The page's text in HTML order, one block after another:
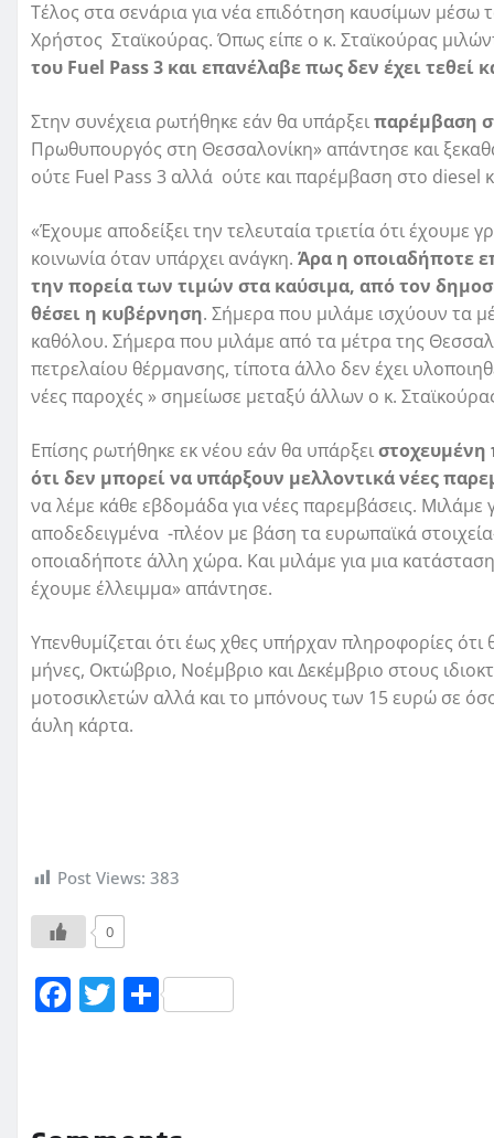
Τέλος στα σενάρια για νέα επιδότηση καυσίμων μέσω
Χρήστος Σταϊκούρας. Όπως είπε ο κ. Σταϊκούρας
του Fuel Pass 3 και επανέλαβε πως δεν έχει τεθεί
Στην συνέχεια ρωτήθηκε εάν θα υπάρξειπαρέμβαση
Πρωθυπουργός στη Θεσσαλονίκη» απάντησε και
ούτε Fuel Pass 3 αλλά ούτε και παρέμβαση στο diesel
«Έχουμε αποδείξει την τελευταία τριετία ότι
κοινωνία όταν υπάρχει ανάγκη. Άρα η οποιαδήποτε
την πορεία των τιμών στα καύσιμα, από τον
θέσει η κυβέρνηση. Σήμερα που μιλάμε ισχύουν τα
καθόλου. Σήμερα που μιλάμε από τα μέτρα της
πετρελαίου θέρμανσης, τίποτα άλλο δεν έχει
νέες παροχές » σημείωσε μεταξύ άλλων ο κ.
Επίσης ρωτήθηκε εκ νέου εάν θα υπάρξειστοχευμένη
ότι δεν μπορεί να υπάρξουν μελλοντικά νέες
να λέμε κάθε εβδομάδα για νέες παρεμβάσεις. Μιλάμε
αποδεδειγμένα -πλέον με βάση τα ευρωπαϊκά
οποιαδήποτε άλλη χώρα. Και μιλάμε για μια
έχουμε έλλειμμα» απάντησε.
Υπενθυμίζεται ότι έως χθες υπήρχαν πληροφορίες
μήνες, Οκτώβριο, Νοέμβριο και Δεκέμβριο στους
μοτοσικλετών αλλά και το μπόνους των 15 ευρώ σε
άυλη κάρτα.
Post Views: 383
0
F T Μ